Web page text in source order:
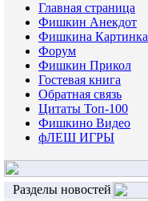
Главная страница
Фишкин Анекдот
Фишкина Картинка
Форум
Фишкин Прикол
Гостевая книга
Обратная связь
Цитаты Топ-100
Фишкино Видео
фЛЕШ ИГРЫ
Разделы новостей